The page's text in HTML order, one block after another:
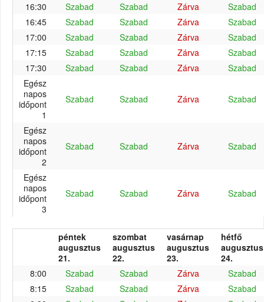
16:30 Szabad Szabad Zárva
Szabad
16:45
Szabad Szabad Zárva
Szabad
17:00
Szabad Szabad Zárva
Szabad
17:15
Szabad Szabad Zárva
Szabad
17:30
Szabad Szabad Zárva
Szabad
Egész
napos
időpont
1
Szabad Szabad Zárva Szabad
Egész
napos
időpont
2
Szabad Szabad Zárva Szabad
Egész
napos
időpont
3
Szabad Szabad Zárva Szabad
péntek
augusztus
21.
szombat
augusztus
22.
vasárnap
augusztus
23.
hétfő
augusztus
24.
8:00
Szabad Szabad Zárva
Szabad
8:15
Szabad Szabad Zárva
Szabad